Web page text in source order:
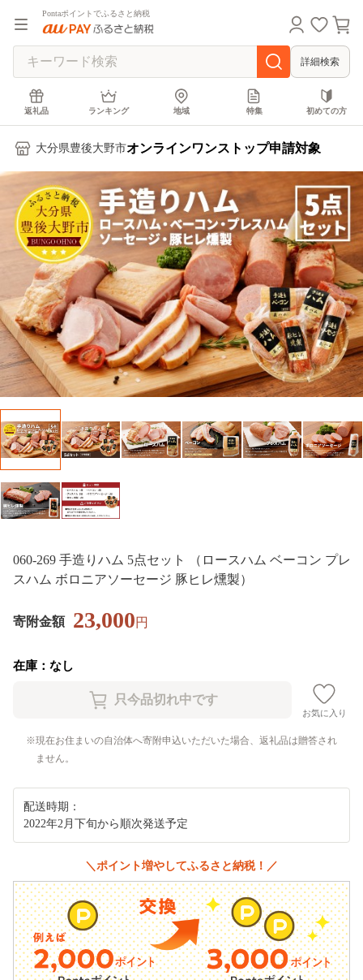
Pontaポイントでふるさと納税
詳細検索
返礼品 ランキング 地域 特集 初めての方
大分県豊後大野市オンラインワンストップ申請対象
060-269 手造りハム 5点セット （ロースハム ベーコン プレ
スハム ボロニアソーセージ 豚ヒレ燻製）
寄附金額 23,000円
在庫：なし
お気に入り
現在お住まいの自治体へ寄附申込いただいた場合、返礼品は贈答され
ません。
配送時期：
2022年2月下旬から順次発送予定
＼ポイント増やしてふるさと納税！／